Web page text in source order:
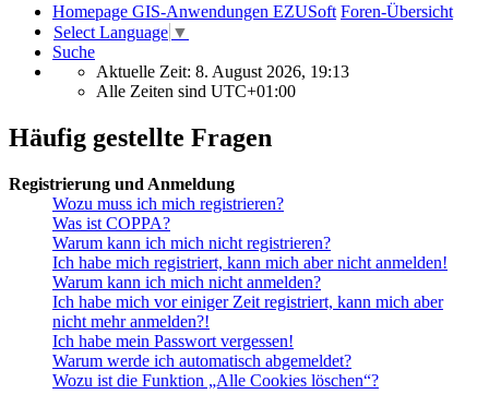
Homepage GIS-Anwendungen EZUSoft Foren-Übersicht
Select Language ▼
Suche
Aktuelle Zeit: 8. August 2026, 19:13
Alle Zeiten sind UTC+01:00
Häufig gestellte Fragen
Registrierung und Anmeldung
Wozu muss ich mich registrieren?
Was ist COPPA?
Warum kann ich mich nicht registrieren?
Ich habe mich registriert, kann mich aber nicht anmelden!
Warum kann ich mich nicht anmelden?
Ich habe mich vor einiger Zeit registriert, kann mich aber
nicht mehr anmelden?!
Ich habe mein Passwort vergessen!
Warum werde ich automatisch abgemeldet?
Wozu ist die Funktion „Alle Cookies löschen“?